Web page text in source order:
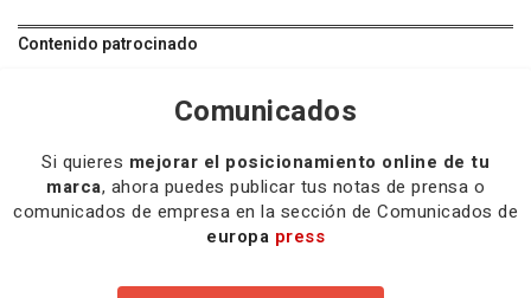
Contenido patrocinado
Comunicados
Si quieres mejorar el posicionamiento online de tu
marca, ahora puedes publicar tus notas de prensa o
comunicados de empresa en la sección de Comunicados de
europa press